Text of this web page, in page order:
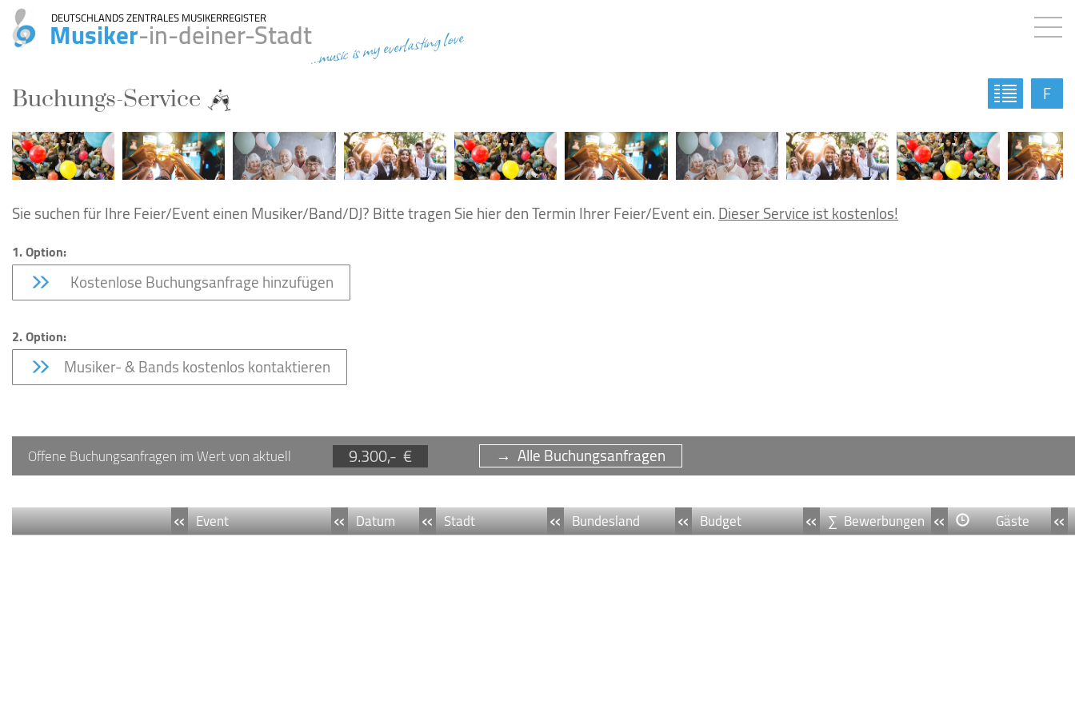
DEUTSCHLANDS ZENTRALES MUSIKERREGISTER
Musiker-in-deiner-Stadt...music is my everlasting love
Buchungs-Service F
Sie suchen für Ihre Feier/Event einen Musiker/Band/DJ? Bitte tragen Sie hier den Termin Ihrer Feier/Event ein.Dieser Service ist kostenlos!
1. Option:
Kostenlose Buchungsanfrage hinzufügen
2. Option:
Musiker- & Bands kostenlos kontaktieren
Offene Buchungsanfragen im Wert von aktuell 9.300,- € → Alle Buchungsanfragen
« «
Event «
Datum «
Stadt «
Bundesland «
Budget «
∑ Bewerbungen «
Gäste